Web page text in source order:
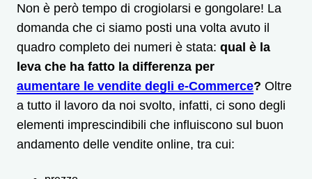
Non è però tempo di crogiolarsi e gongolare! La
domanda che ci siamo posti una volta avuto il
quadro completo dei numeri è stata: qual è la
leva che ha fatto la differenza per
aumentare le vendite degli e-Commerce? Oltre
a tutto il lavoro da noi svolto, infatti, ci sono degli
elementi imprescindibili che influiscono sul buon
andamento delle vendite online, tra cui: